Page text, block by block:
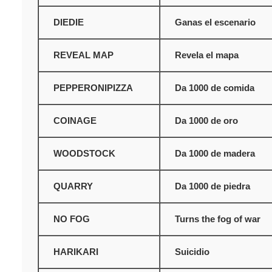
DIEDIE Ganas el escenario
REVEAL MAP Revela el mapa
PEPPERONIPIZZA Da 1000 de comida
COINAGE Da 1000 de oro
WOODSTOCK Da 1000 de madera
QUARRY Da 1000 de piedra
NO FOG Turns the fog of war
HARIKARI Suicidio